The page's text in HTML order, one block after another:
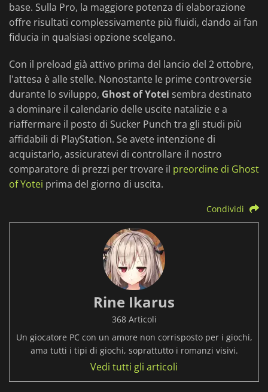
base. Sulla Pro, la maggiore potenza di elaborazione
offre risultati complessivamente più fluidi, dando ai fan
fiducia in qualsiasi opzione scelgano.
Con il preload già attivo prima del lancio del 2 ottobre,
l'attesa è alle stelle. Nonostante le prime controversie
durante lo sviluppo, Ghost of Yotei sembra destinato
a dominare il calendario delle uscite natalizie e a
riaffermare il posto di Sucker Punch tra gli studi più
affidabili di PlayStation. Se avete intenzione di
acquistarlo, assicuratevi di controllare il nostro
comparatore di prezzi per trovare il preordine di Ghost
of Yotei prima del giorno di uscita.
Condividi
Rine Ikarus
368 Articoli
Un giocatore PC con un amore non corrisposto per i giochi,
ama tutti i tipi di giochi, soprattutto i romanzi visivi.
Vedi tutti gli articoli